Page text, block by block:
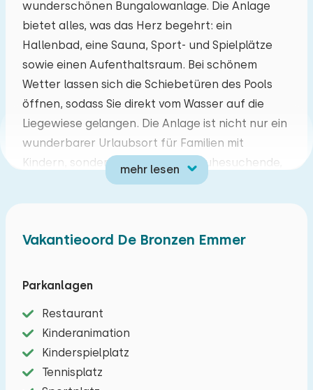
wunderschönen Bungalowanlage. Die Anlage
bietet alles, was das Herz begehrt: ein
Hallenbad, eine Sauna, Sport- und Spielplätze
sowie einen Aufenthaltsraum. Bei schönem
Wetter lassen sich die Schiebetüren des Pools
öffnen, sodass Sie direkt vom Wasser auf die
Liegewiese gelangen. Die Anlage ist nicht nur ein
wunderbarer Urlaubsort für Familien mit
Kindern, sondern auch ideal für Ruhesuchende,
Radfahrer und Wanderer. Dank der Lage am
Waldrand können Sie die herrliche Umgebung
Neben der wunderschönen Natur hat Drenthe
Freizeitparks und Museen.
Dieser Bungalow für sechs Personen ist
praktisch eingerichtet und verfügt über ein
Wohnzimmer mit Radio/CD-Player, Fernseher
sowie Sitz- und Essbereich. Die offene Küche mit
mehr lesen
27 28 29 30 31 01
03 04 05 06 07 08
10 11 12 13 14 15 16
17 18 19 20 21 22
Vakantieoord De Bronzen Emmer
Parkanlagen
Restaurant
Kinderanimation
Kinderspielplatz
Tennisplatz